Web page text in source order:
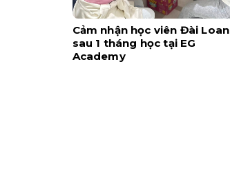
Cảm nhận học viên Đài Loan
sau 1 tháng học tại EG
Academy